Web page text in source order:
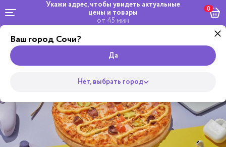
Укажи адрес, чтобы увидеть актуальные
цены и товары
от 45 мин
Ваш город Сочи?
Да
Нет, выбрать город
0
by
Жульверик
Комбо и